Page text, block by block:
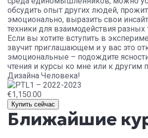
обсудить опыт других людей,
эмоционально, выразить свои
техники для взаимодействия
Если вы хотите вступить в
звучит приглашающем и у вас это
эмоциональные – подождите
чтения и курсы ко мне или к другим
Дизайна Человека!
€1,150.00
Купить сейчас
Ближайшие